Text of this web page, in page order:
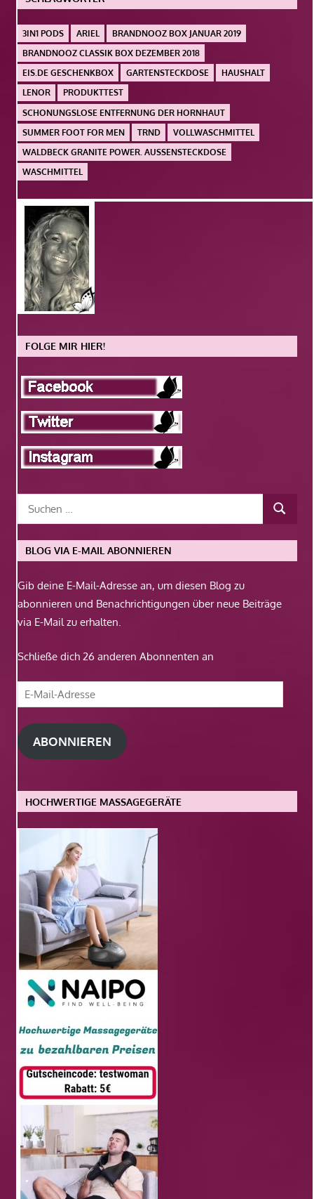
3IN1 PODS ARIEL
BRANDNOOZ BOX JANUAR 2019
BRANDNOOZ CLASSIK BOX DEZEMBER 2018
EIS.DE GESCHENKBOX
GARTENSTECKDOSE
HAUSHALT
LENOR
PRODUKTTEST
SCHONUNGSLOSE ENTFERNUNG DER HORNHAUT
SUMMER FOOT FOR MEN
TRND
VOLLWASCHMITTEL
WALDBECK GRANITE POWER. AUSSENSTECKDOSE
WASCHMITTEL
FOLGE MIR HIER!
BLOG VIA E-MAIL ABONNIEREN
Gib deine E-Mail-Adresse an, um diesen Blog zu
abonnieren und Benachrichtigungen über neue Beiträge
via E-Mail zu erhalten.
Schließe dich 26 anderen Abonnenten an
E-
Mail-
Adresse
ABONNIEREN
HOCHWERTIGE MASSAGEGERÄTE